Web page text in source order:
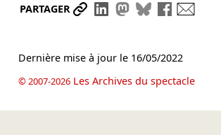
PARTAGER Partager le lien
Partager sur
Partager sur
Partager
Dernière mise à jour le 16/05/2022
© 2007-2026Les Archives du spectacle